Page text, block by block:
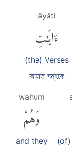
āyāti
ءَايَٰتِ
(the) Verses
আয়াত সমূহকে
(of)
wahum
وَهُمْ
and they